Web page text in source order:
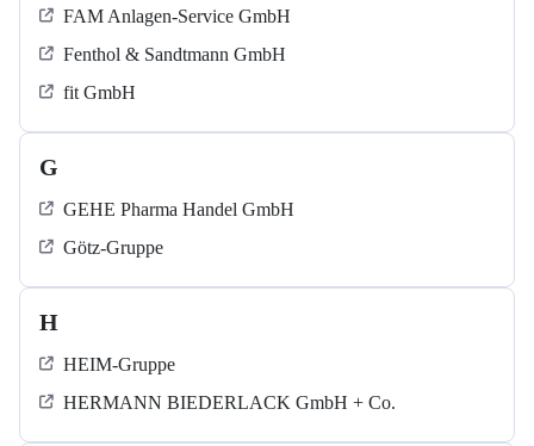
FAM Anlagen-Service GmbH
Fenthol & Sandtmann GmbH
fit GmbH
G
GEHE Pharma Handel GmbH
Götz-Gruppe
H
HEIM-Gruppe
HERMANN BIEDERLACK GmbH + Co.